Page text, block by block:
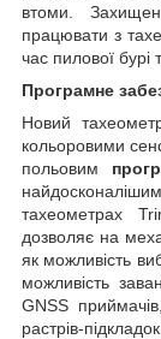
втоми.
працювати з
час пилової бурі
Програмне
Новий
кольоровими
польовим
тахеометрах
дозволяє на
як можливість
можливість
GNSS
растрів-